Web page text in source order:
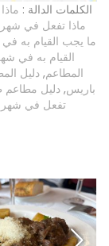
الكلمات الدالة :
ماذا تفعل في شهر
ما يجب القيام به
القيام به في
المطاعم, دليل
باريس, دليل مطاعم
تفعل في شهر